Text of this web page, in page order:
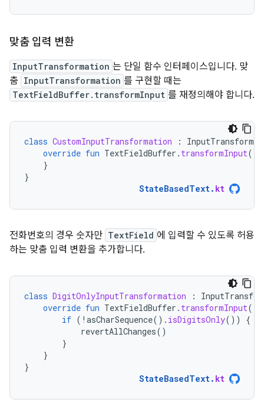
맞춤 입력 변환
InputTransformation 는 단일 함수 인터페이스입니다. 맞
춤 InputTransformation 를 구현할 때는
TextFieldBuffer.transformInput 를 재정의해야 합니다.
class CustomInputTransformation :
override fun TextFieldBuffer . transformInput()
}
}
StateBasedText. kt
전화번호의 경우 숫자만 TextField 에 입력할 수 있도록 허용
하는 맞춤 입력 변환을 추가합니다.
class DigitOnlyInputTransformation :
override fun TextFieldBuffer . transformInput()
if ( ! asCharSequence(). isDigitsOnly())
{
revertAllChanges()
}
}
}
StateBasedText. kt